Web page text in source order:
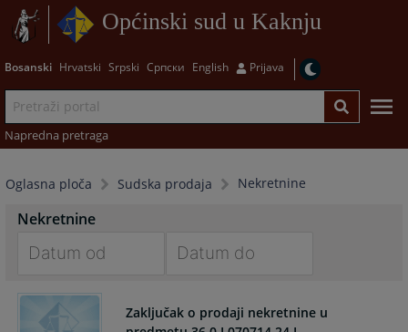
Općinski sud u Kaknju
Bosanski Hrvatski Srpski Српски English Prijava
Napredna pretraga
Oglasna ploča Sudska prodaja Nekretnine
Nekretnine
forward
forward
to
Zaključak o prodaji nekretnine u